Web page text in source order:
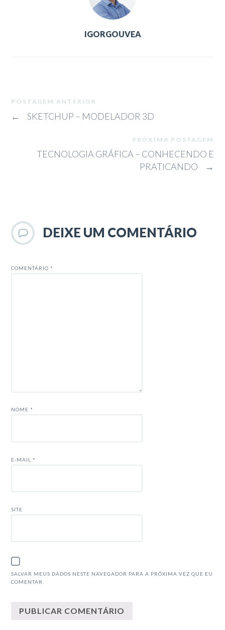
IGORGOUVEA
POSTAGEM ANTERIOR
← SKETCHUP – MODELADOR 3D
PRÓXIMA POSTAGEM
TECNOLOGIA GRÁFICA – CONHECENDO E
PRATICANDO
→
DEIXE UM COMENTÁRIO
COMENTÁRIO *
NOME *
E-MAIL *
SITE
SALVAR MEUS DADOS NESTE NAVEGADOR PARA A PRÓXIMA VEZ QUE EU
COMENTAR.